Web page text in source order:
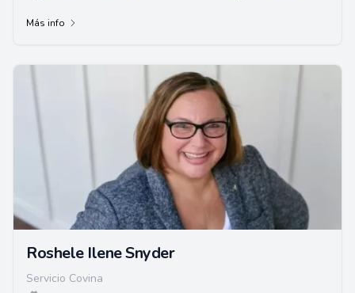
Más info
Roshele Ilene Snyder
Servicio Covina